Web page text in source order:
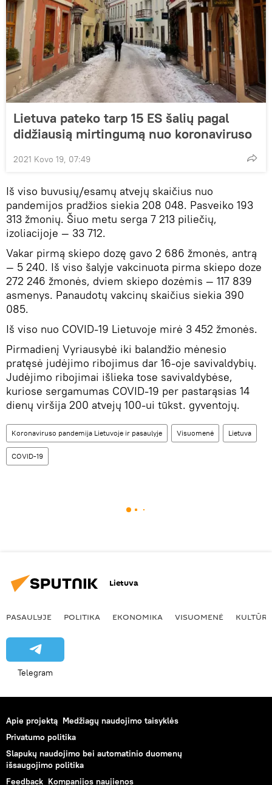
Lietuva pateko tarp 15 ES šalių pagal
didžiausią mirtingumą nuo koronaviruso
2021 Kovo 19, 07:49
Iš viso buvusių/esamų atvejų skaičius nuo
pandemijos pradžios siekia 208 048. Pasveiko 193
313 žmonių. Šiuo metu serga 7 213 piliečių,
izoliacijoje — 33 712.
Vakar pirmą skiepo dozę gavo 2 686 žmonės, antrą
— 5 240. Iš viso šalyje vakcinuota pirma skiepo doze
272 246 žmonės, dviem skiepo dozėmis — 117 839
asmenys. Panaudotų vakcinų skaičius siekia 390
085.
Iš viso nuo COVID-19 Lietuvoje mirė 3 452 žmonės.
Pirmadienį Vyriausybė iki balandžio mėnesio
pratęsė judėjimo ribojimus dar 16-oje savivaldybių.
Judėjimo ribojimai išlieka tose savivaldybėse,
kuriose sergamumas COVID-19 per pastarąsias 14
dienų viršija 200 atvejų 100-ui tūkst. gyventojų.
Koronaviruso pandemija Lietuvoje ir pasaulyje Visuomenė Lietuva
COVID-19
Lietuva
PASAULYJE POLITIKA EKONOMIKA VISUOMENĖ KULTŪRA
Telegram
Apie projektą Medžiagų naudojimo taisyklės
Privatumo politika
Slapukų naudojimo bei automatinio duomenų
išsaugojimo politika
Feedback Kompanijos naujienos